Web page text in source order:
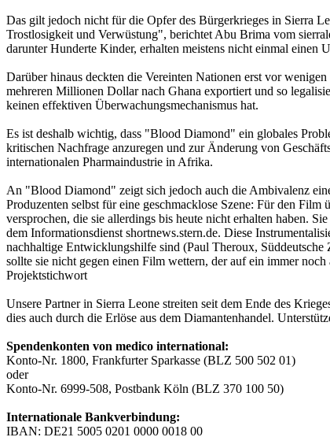
Das gilt jedoch nicht für die Opfer des Bürgerkrieges in Sierra
Trostlosigkeit und Verwüstung", berichtet Abu Brima vom
darunter Hunderte Kinder, erhalten meistens nicht einmal einen
Darüber hinaus deckten die Vereinten Nationen erst vor
mehreren Millionen Dollar nach Ghana exportiert und so
keinen effektiven Überwachungsmechanismus hat.
Es ist deshalb wichtig, dass "Blood Diamond" ein globales
kritischen Nachfrage anzuregen und zur Änderung von
internationalen Pharmaindustrie in Afrika.
An "Blood Diamond" zeigt sich jedoch auch die Ambivalenz
Produzenten selbst für eine geschmacklose Szene: Für den
versprochen, die sie allerdings bis heute nicht erhalten haben.
dem Informationsdienst shortnews.stern.de. Diese
nachhaltige Entwicklungshilfe sind (Paul Theroux,
sollte sie nicht gegen einen Film wettern, der auf ein immer
Projektstichwort
Unsere Partner in Sierra Leone streiten seit dem Ende des
dies auch durch die Erlöse aus dem Diamantenhandel.
Spendenkonten von medico international:
Konto-Nr. 1800, Frankfurter Sparkasse (BLZ 500 502 01)
oder
Konto-Nr. 6999-508, Postbank Köln (BLZ 370 100 50)
Internationale Bankverbindung:
IBAN: DE21 5005 0201 0000 0018 00